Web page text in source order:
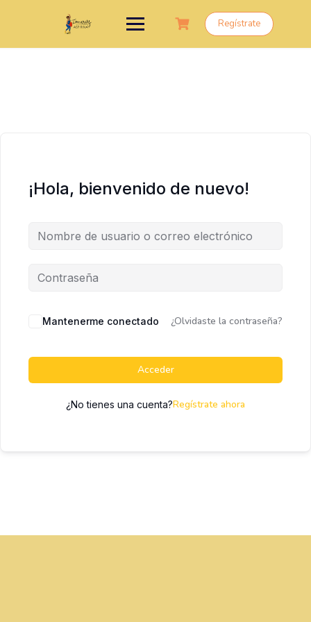
Regístrate
¡Hola, bienvenido de nuevo!
Mantenerme conectado ¿Olvidaste la contraseña?
Acceder
¿No tienes una cuenta?Regístrate ahora